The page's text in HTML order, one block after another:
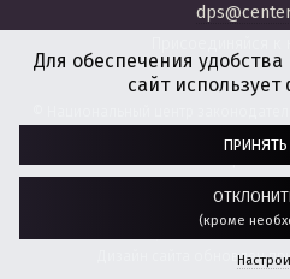
Республики
Разработка сайта:
Дизайн сайта обновлен
Для обеспечения
сайт
ПРИНЯТЬ
(кроме